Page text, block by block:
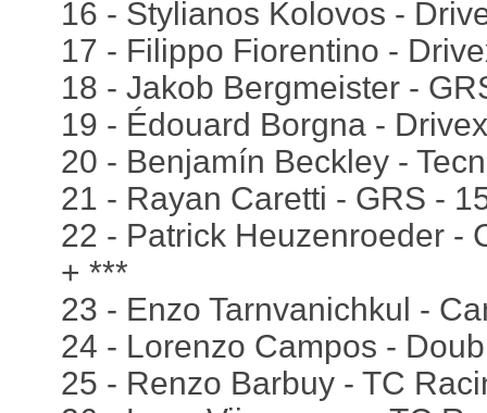
16 - Stylianos Kolovos -
17 - Filippo Fiorentino -
18 - Jakob Bergmeister -
19 - Édouard Borgna -
20 - Benjamín Beckley -
21 - Rayan Caretti - GRS -
22 - Patrick Heuzenroeder -
+ ***
23 - Enzo Tarnvanichkul -
24 - Lorenzo Campos -
25 - Renzo Barbuy - TC